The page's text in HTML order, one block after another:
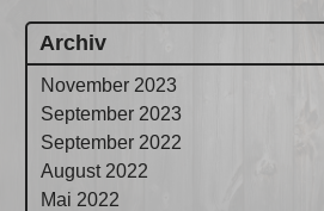
Archiv
November 2023
September 2023
September 2022
August 2022
Mai 2022